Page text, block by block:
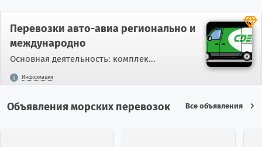
Перевозки авто-авиа регионально и
международно
Основная деятельность: комплек...
Информация
Объявления морских перевозок Все объявления